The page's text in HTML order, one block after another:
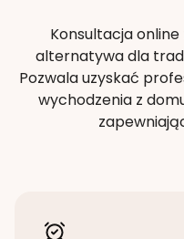
Konsultacja
alternatywa dla
Pozwala uzyskać
wychodzenia z